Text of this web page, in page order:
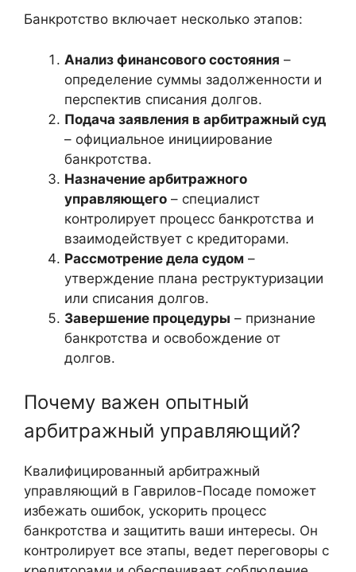
Банкротство включает несколько этапов:
Анализ финансового состояния –
определение суммы задолженности и
перспектив списания долгов.
Подача заявления в арбитражный суд
– официальное инициирование
банкротства.
Назначение арбитражного
управляющего – специалист
контролирует процесс банкротства и
взаимодействует с кредиторами.
Рассмотрение дела судом –
утверждение плана реструктуризации
или списания долгов.
Завершение процедуры – признание
банкротства и освобождение от
долгов.
Почему важен опытный
арбитражный управляющий?
Квалифицированный арбитражный
управляющий в Гаврилов-Посаде поможет
избежать ошибок, ускорить процесс
банкротства и защитить ваши интересы. Он
контролирует все этапы, ведет переговоры с